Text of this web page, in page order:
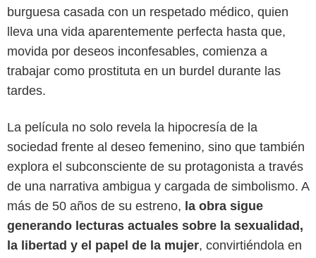
burguesa casada con un respetado médico, quien
lleva una vida aparentemente perfecta hasta que,
movida por deseos inconfesables, comienza a
trabajar como prostituta en un burdel durante las
tardes.
La película no solo revela la hipocresía de la
sociedad frente al deseo femenino, sino que también
explora el subconsciente de su protagonista a través
de una narrativa ambigua y cargada de simbolismo. A
más de 50 años de su estreno, la obra sigue
generando lecturas actuales sobre la sexualidad,
la libertad y el papel de la mujer, convirtiéndola en
MUBI